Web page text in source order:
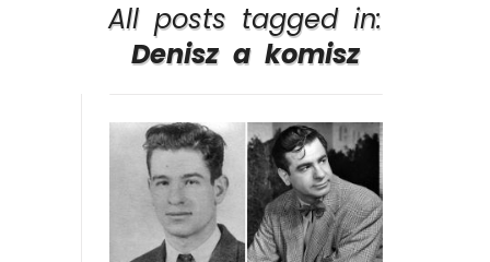
All posts tagged in:
Denisz a komisz